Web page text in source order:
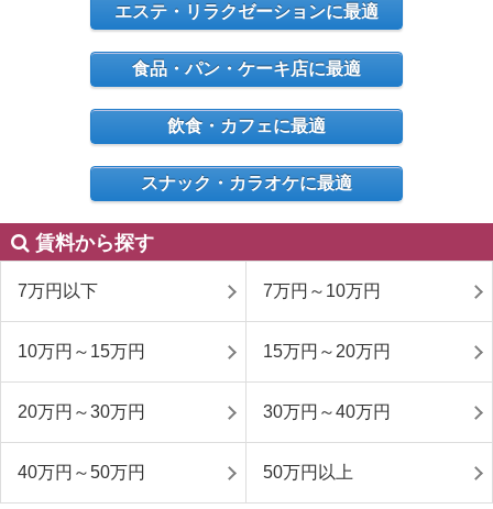
エステ・リラクゼーションに最適
食品・パン・ケーキ店に最適
飲食・カフェに最適
スナック・カラオケに最適
賃料から探す
7万円以下 7万円～10万円
10万円～15万円 15万円～20万円
20万円～30万円 30万円～40万円
40万円～50万円 50万円以上